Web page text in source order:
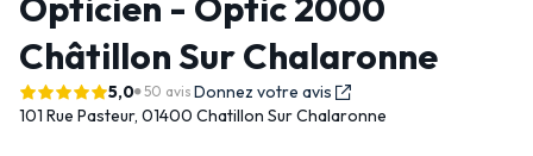
Châtillon Sur Chalaronne
5,0 50 avis Donnez votre avis
101 Rue Pasteur, 01400 Chatillon Sur Chalaronne